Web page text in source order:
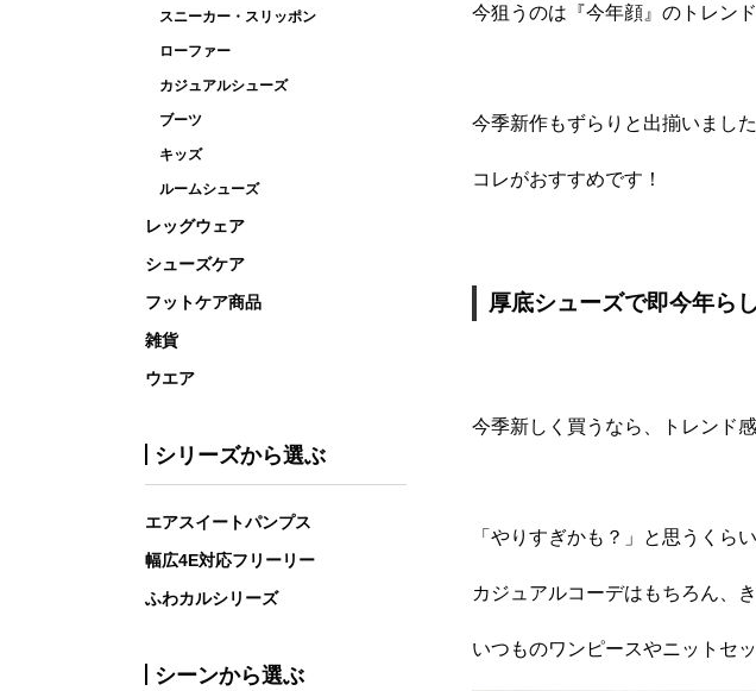
今狙うのは『今年顔』のトレンド
今季新作もずらりと出揃いまし
コレがおすすめです！
厚底シューズで即今年ら
今季新しく買うなら、トレンド
「やりすぎかも？」と思うくら
カジュアルコーデはもちろん、
いつものワンピースやニットセ
スニーカー・スリッポン
ローファー
カジュアルシューズ
ブーツ
キッズ
ルームシューズ
レッグウェア
シューズケア
フットケア商品
雑貨
ウエア
シリーズから選ぶ
エアスイートパンプス
幅広4E対応フリーリー
ふわカルシリーズ
シーンから選ぶ